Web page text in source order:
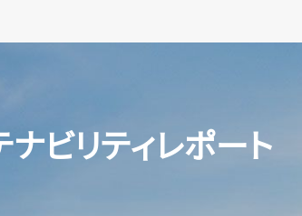
ナビリティレポート